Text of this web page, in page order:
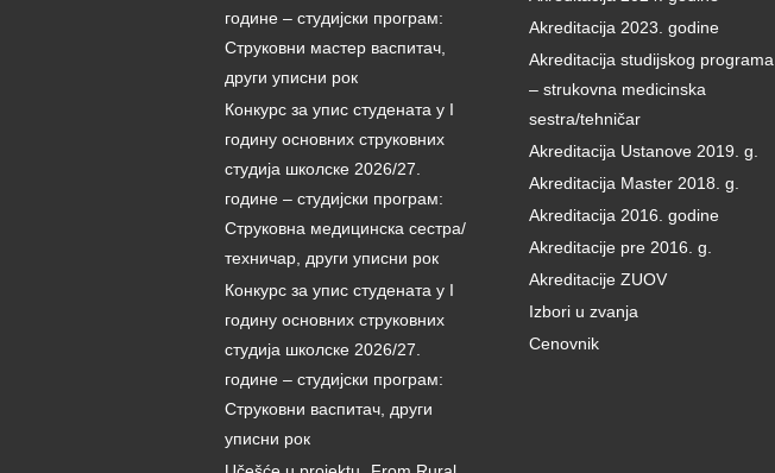
године – студијски програм:
Струковни мастер васпитач,
други уписни рок
Конкурс за упис студената у I
годину основних струковних
студија школске 2026/27.
године – студијски програм:
Струковна медицинска сестра/
техничар, други уписни рок
Конкурс за упис студената у I
годину основних струковних
студија школске 2026/27.
године – студијски програм:
Струковни васпитач, други
уписни рок
Akreditacija 2023. godine
Akreditacija studijskog programa
– strukovna medicinska
sestra/tehničar
Akreditacija Ustanove 2019. g.
Akreditacija Master 2018. g.
Akreditacija 2016. godine
Akreditacije pre 2016. g.
Akreditacije ZUOV
Izbori u zvanja
Cenovnik